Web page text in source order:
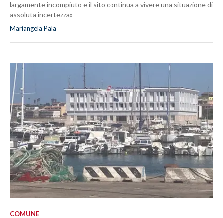
largamente incompiuto e il sito continua a vivere una situazione di
assoluta incertezza»
Mariangela Pala
COMUNE